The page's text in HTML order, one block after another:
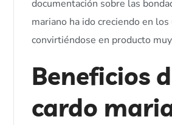
documentación sobre las
mariano ha ido creciendo en
convirtiéndose en producto
Beneficios
cardo